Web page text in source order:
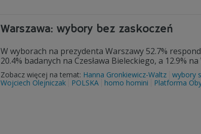
Warszawa: wybory bez zaskoczeń
W wyborach na prezydenta Warszawy 52.7%
20.4% badanych na Czesława Bieleckiego, a 12.9%
Zobacz więcej na temat: Hanna Gronkiewicz-Waltz wybory
Wojciech Olejniczak
POLSKA homo homini Platforma